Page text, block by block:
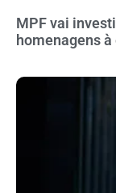
MPF vai
homenagens